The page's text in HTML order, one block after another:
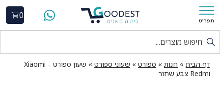
תפריט
0
דף הבית » חנות » ספורט » שעוני ספורט »
שעון ספורט – Xiaomi
Redmi צבע שחור